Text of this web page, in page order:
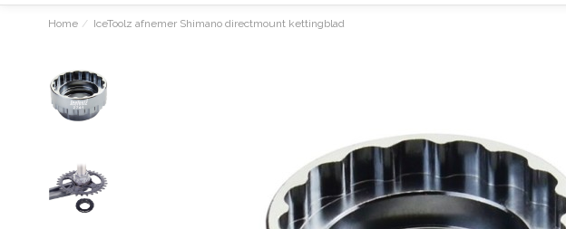
Home IceToolz afnemer Shimano directmount kettingblad